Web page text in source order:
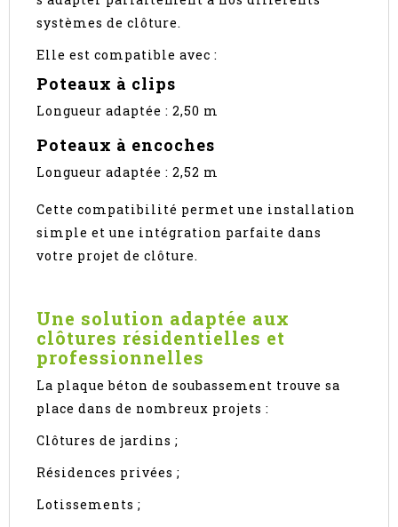
systèmes de clôture.
Elle est compatible avec :
Poteaux à clips
Longueur adaptée : 2,50 m
Poteaux à encoches
Longueur adaptée : 2,52 m
Cette compatibilité permet une installation
simple et une intégration parfaite dans
votre projet de clôture.
Une solution adaptée aux
clôtures résidentielles et
professionnelles
La plaque béton de soubassement trouve sa
place dans de nombreux projets :
Clôtures de jardins ;
Résidences privées ;
Lotissements ;